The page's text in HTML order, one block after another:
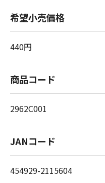
希望小売価格
440円
商品コード
2962C001
JANコード
454929-2115604